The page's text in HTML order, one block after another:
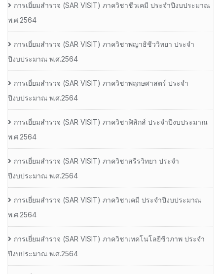
การเยี่ยมสํารวจ (SAR VISIT) ภาควิชาชีวเคมี ประจําปีงบประมาณ
พ.ศ.2564
การเยี่ยมสํารวจ (SAR VISIT) ภาควิชาพญาธิชีววิทยา ประจํา
ปีงบประมาณ พ.ศ.2564
การเยี่ยมสํารวจ (SAR VISIT) ภาควิชาพฤกษศาสตร์ ประจํา
ปีงบประมาณ พ.ศ.2564
การเยี่ยมสํารวจ (SAR VISIT) ภาควิชาฟิสิกส์ ประจําปีงบประมาณ
พ.ศ.2564
การเยี่ยมสํารวจ (SAR VISIT) ภาควิชาสรีรวิทยา ประจํา
ปีงบประมาณ พ.ศ.2564
การเยี่ยมสํารวจ (SAR VISIT) ภาควิชาเคมี ประจําปีงบประมาณ
พ.ศ.2564
การเยี่ยมสํารวจ (SAR VISIT) ภาควิชาเทคโนโลยีชีวภาพ ประจํา
ปีงบประมาณ พ.ศ.2564